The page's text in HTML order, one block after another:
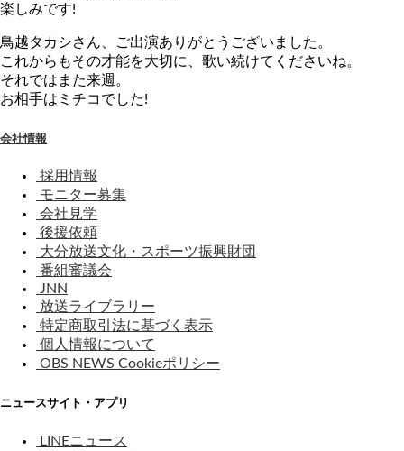
楽しみです!
鳥越タカシさん、ご出演ありがとうございました。
これからもその才能を大切に、歌い続けてくださいね。
それではまた来週。
お相手はミチコでした!
会社情報
採用情報
モニター募集
会社見学
後援依頼
大分放送文化・スポーツ振興財団
番組審議会
JNN
放送ライブラリー
特定商取引法に基づく表示
個人情報について
OBS NEWS Cookieポリシー
ニュースサイト・アプリ
LINEニュース